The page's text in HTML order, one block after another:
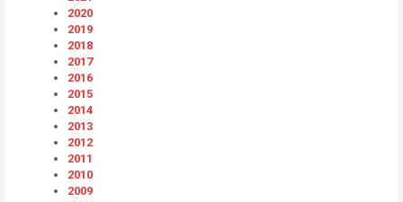
2020
2019
2018
2017
2016
2015
2014
2013
2012
2011
2010
2009